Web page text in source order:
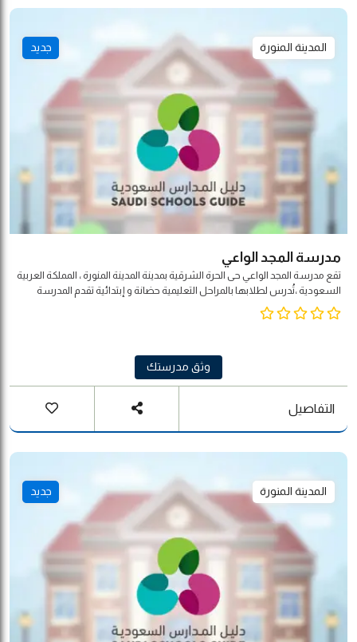
المدينة المنورة جديد
مدرسة المجد الواعي
تقع مدرسة المجد الواعي حى الحرة الشرقية بمدينة المدينة المنورة ، المملكة العربية
السعودية ،تُدرس لطلابها بالمراحل التعليمية حضانة و إبتدائية تقدم المدرسة
مجموعة متنوعة من الخدمات التي تدعم الطلاب ليس فقط على المستوى
الأكاديمي، بل على مستوى النمو الاجتماعي والعاطفي وعلى المستوى الصحي
ومناقشة أفضل الاستراتيجيات التي تساعدهم في حل المشكلات
وثق مدرستك
التفاصيل
المدينة المنورة جديد